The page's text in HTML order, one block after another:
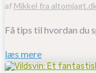
af Mikkel fra altomjagt.dk
Få tips til hvordan du
læs mere